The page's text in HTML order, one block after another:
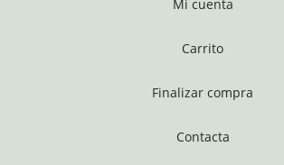
Mi cuenta
Carrito
Finalizar compra
Contacta